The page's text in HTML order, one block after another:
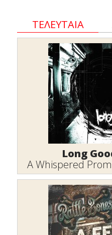
ΤΕΛΕΥΤΑΙΑ
Long
A Whispered